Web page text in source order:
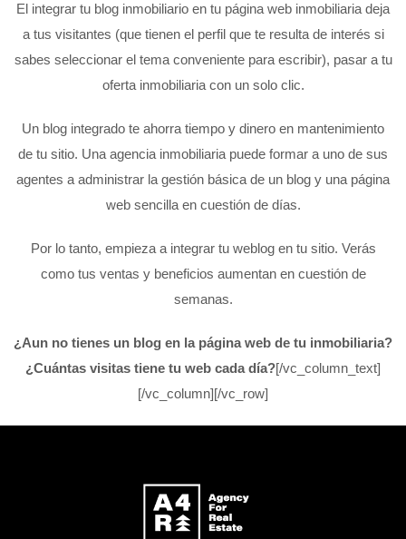
El integrar tu blog inmobiliario en tu página web inmobiliaria deja
a tus visitantes (que tienen el perfil que te resulta de interés si
sabes seleccionar el tema conveniente para escribir), pasar a tu
oferta inmobiliaria con un solo clic.
Un blog integrado te ahorra tiempo y dinero en mantenimiento
de tu sitio. Una agencia inmobiliaria puede formar a uno de sus
agentes a administrar la gestión básica de un blog y una página
web sencilla en cuestión de días.
Por lo tanto, empieza a integrar tu weblog en tu sitio. Verás
como tus ventas y beneficios aumentan en cuestión de
semanas.
¿Aun no tienes un blog en la página web de tu inmobiliaria?
¿Cuántas visitas tiene tu web cada día?[/vc_column_text]
[/vc_column][/vc_row]